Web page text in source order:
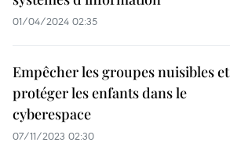
01/04/2024 02:35
Empêcher les groupes nuisibles et
protéger les enfants dans le
cyberespace
07/11/2023 02:30